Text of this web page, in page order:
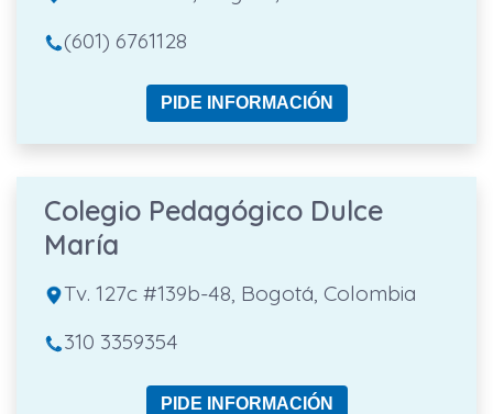
(601) 6761128
PIDE INFORMACIÓN
Colegio Pedagógico Dulce
María
Tv. 127c #139b-48, Bogotá, Colombia
310 3359354
PIDE INFORMACIÓN